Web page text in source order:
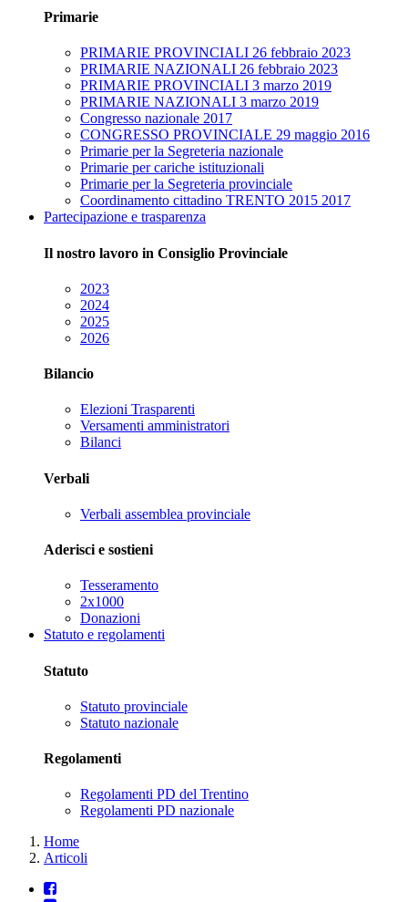
Primarie
PRIMARIE PROVINCIALI 26 febbraio 2023
PRIMARIE NAZIONALI 26 febbraio 2023
PRIMARIE PROVINCIALI 3 marzo 2019
PRIMARIE NAZIONALI 3 marzo 2019
Congresso nazionale 2017
CONGRESSO PROVINCIALE 29 maggio 2016
Primarie per la Segreteria nazionale
Primarie per cariche istituzionali
Primarie per la Segreteria provinciale
Coordinamento cittadino TRENTO 2015 2017
Partecipazione e trasparenza
Il nostro lavoro in Consiglio Provinciale
2023
2024
2025
2026
Bilancio
Elezioni Trasparenti
Versamenti amministratori
Bilanci
Verbali
Verbali assemblea provinciale
Aderisci e sostieni
Tesseramento
2x1000
Donazioni
Statuto e regolamenti
Statuto
Statuto provinciale
Statuto nazionale
Regolamenti
Regolamenti PD del Trentino
Regolamenti PD nazionale
Home
Articoli